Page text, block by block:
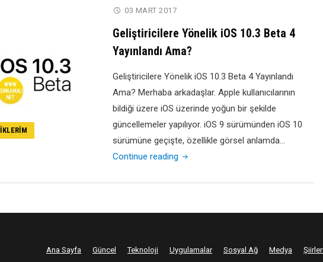
Gelen
Sorunu
ve
03 MART 2017
Geliştiricilere Yönelik iOS 10.3 Beta 4
Yayınlandı Ama?
Geliştiricilere Yönelik iOS 10.3 Beta 4 Yayınlandı
Ama? Merhaba arkadaşlar. Apple kullanıcılarının
bildiği üzere iOS üzerinde yoğun bir şekilde
güncellemeler yapılıyor. iOS 9 sürümünden iOS 10
sürümüne geçişte, özellikle görsel anlamda…
Continue reading "Geliştiricilere
Yayınlandı
Ana Sayfa Güncel Teknoloji Uygulamalar Sosyal Ağ Medya